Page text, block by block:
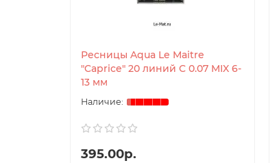
Ресницы Aqua Le Maitre
"Caprice" 20 линий C 0.07 MIX 6-
13 мм
395.00р.